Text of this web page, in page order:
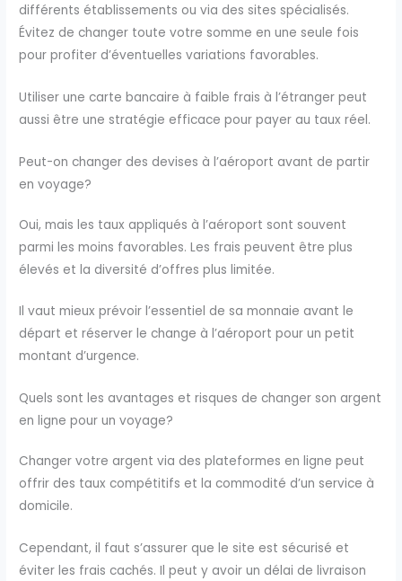
différents établissements ou via des sites spécialisés.
Évitez de changer toute votre somme en une seule fois
pour profiter d’éventuelles variations favorables.
Utiliser une carte bancaire à faible frais à l’étranger peut
aussi être une stratégie efficace pour payer au taux réel.
Peut-on changer des devises à l’aéroport avant de partir
en voyage?
Oui, mais les taux appliqués à l’aéroport sont souvent
parmi les moins favorables. Les frais peuvent être plus
élevés et la diversité d’offres plus limitée.
Il vaut mieux prévoir l’essentiel de sa monnaie avant le
départ et réserver le change à l’aéroport pour un petit
montant d’urgence.
Quels sont les avantages et risques de changer son argent
en ligne pour un voyage?
Changer votre argent via des plateformes en ligne peut
offrir des taux compétitifs et la commodité d’un service à
domicile.
Cependant, il faut s’assurer que le site est sécurisé et
éviter les frais cachés. Il peut y avoir un délai de livraison